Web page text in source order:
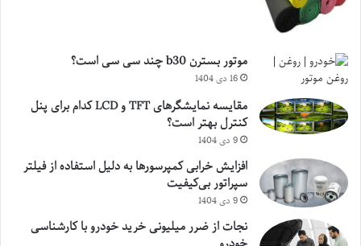
موتور بسترن b30 چند سی سی است؟
16 دی 1404
مقایسه نمایشگرهای TFT و LCD کدام برای پنل
کنترل بهتر است؟
9 دی 1404
افزایش خرابی کمپرسورها به دلیل استفاده از فیلتر
سپراتور بی‌کیفیت
9 دی 1404
نجات از ضرر میلیونی خرید خودرو با کارشناسی